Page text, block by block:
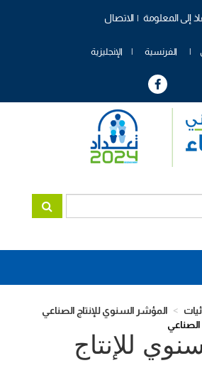
الاتصال إلى المعلومة
الفرنسية الإنجليزية
المؤشر السنوي للإنتاج الصناعي
للإنتاج